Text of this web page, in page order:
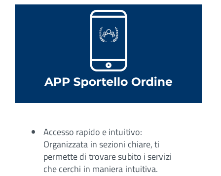
Accesso rapido e intuitivo:
Organizzata in sezioni chiare, ti
permette di trovare subito i servizi
che cerchi in maniera intuitiva.